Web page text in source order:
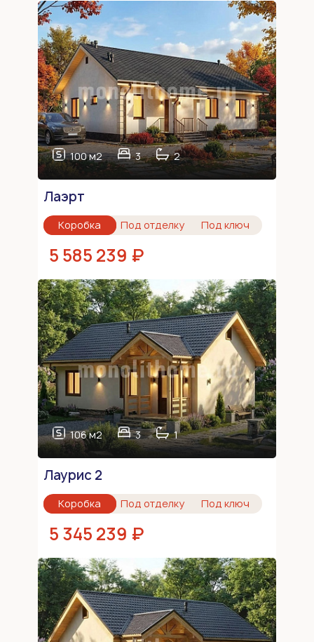
100 м2 3 2
Лаэрт
Коробка Под отделку Под ключ
5 585 239 ₽
106 м2 3 1
Лаурис 2
Коробка Под отделку Под ключ
5 345 239 ₽